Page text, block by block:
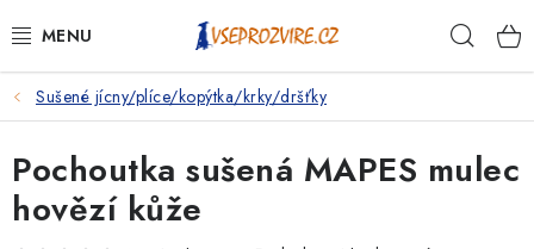
na
PSI
KOČKY
KONĚ
Sušené jícny/plíce/kopýtka/krky/dršťky
Pochoutka sušená MAPES mulec
hovězí kůže